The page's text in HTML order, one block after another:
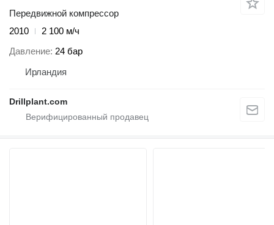
Передвижной компрессор
2010
2 100 м/ч
Давление 24 бар
Ирландия
Drillplant.com